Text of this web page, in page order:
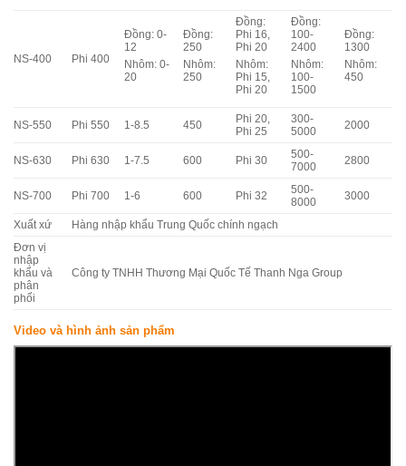
NS-400 Phi 400
Đồng: 0-
12
Nhôm: 0-
20
Đồng:
250
Nhôm:
250
Đồng:
Phi 16,
Phi 20
Nhôm:
Phi 15,
Phi 20
Đồng:
100-
2400
Nhôm:
100-
1500
Đồng:
1300
Nhôm:
450
NS-550 Phi 550 1-8.5 450
Phi 20,
Phi 25
300-
5000
2000
NS-630 Phi 630 1-7.5 600 Phi 30
500-
7000
2800
NS-700 Phi 700 1-6 600 Phi 32
500-
8000
3000
Xuất xứ Hàng nhập khẩu Trung Quốc chính ngạch
Đơn vị
nhập
khẩu và
phân
phối
Công ty TNHH Thương Mại Quốc Tế Thanh Nga Group
Video và hình ảnh sản phẩm